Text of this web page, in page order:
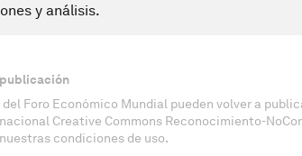
y análisis.
Foro Económico Mundial pueden volver a
Creative Commons Reconocimiento-
condiciones de uso.